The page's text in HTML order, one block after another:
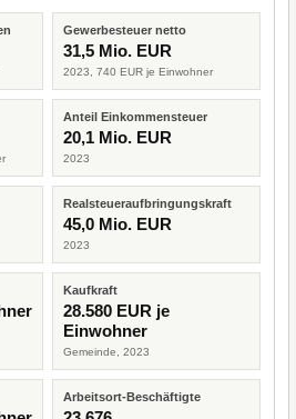
Gewerbesteuer netto
31,5 Mio. EUR
2023, 740 EUR je Einwohner
Anteil Einkommensteuer
20,1 Mio. EUR
2023
Realsteueraufbringungskraft
45,0 Mio. EUR
2023
Kaufkraft
28.580 EUR je
Einwohner
Gemeinde, 2023
Arbeitsort-Beschäftigte